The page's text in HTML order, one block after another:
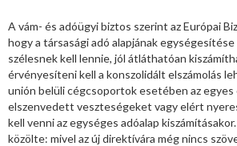
A vám- és adóügyi biztos szerint az Európai
hogy a társasági adó alapjának egységesítése
szélesnek kell lennie, jól átláthatóan
érvényesíteni kell a konszolidált elszámolás
unión belüli cégcsoportok esetében az egyes
elszenvedett veszteségeket vagy elért
kell venni az egységes adóalap
közölte: mivel az új direktívára még nincs